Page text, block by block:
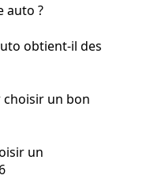
auto ?
obtient-il des
un bon
un